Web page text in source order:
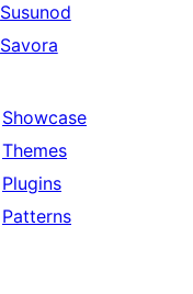
Susunod
Savora
Showcase
Themes
Plugins
Patterns